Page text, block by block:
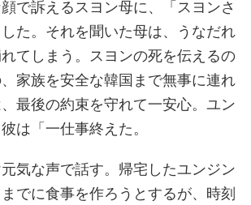
で訴えるスヨン母に、「スヨンさ
た。それを聞いた母は、うなだれ
てしまう。スヨンの死を伝えるの
家族を安全な韓国まで無事に連れ
最後の約束を守れて一安心。ユン
は「一仕事終えた。
気な声で話す。帰宅したユンジン
でに食事を作ろうとするが、時刻